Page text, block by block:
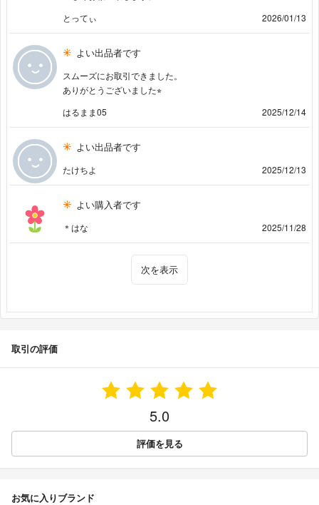
とってぃ
2026/01/13
よい出品者です
スムーズにお取引できました。
ありがとうございました⭐︎
はるまま05
2025/12/14
よい出品者です
たけちよ 2025/12/13
よい購入者です
＊はな 2025/11/28
次を表示
取引の評価
5.0
評価を見る
お気に入りブランド